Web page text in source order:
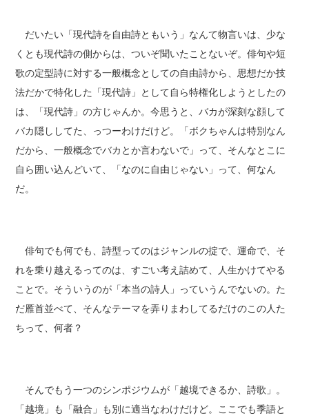
だいたい「現代詩を自由詩ともいう」なんて物言いは、少な
くとも現代詩の側からは、ついぞ聞いたことないぞ。俳句や短
歌の定型詩に対する一般概念としての自由詩から、思想だか技
法だかで特化した「現代詩」として自ら特権化しようとしたの
は、「現代詩」の方じゃんか。今思うと、バカが深刻な顔して
バカ隠ししてた、っつーわけだけど。「ボクちゃんは特別なん
だから、一般概念でバカとか言わないで」って、そんなとこに
自ら囲い込んどいて、「なのに自由じゃない」って、何なん
だ。
俳句でも何でも、詩型ってのはジャンルの掟で、運命で、そ
れを乗り越えるってのは、すごい考え詰めて、人生かけてやる
ことで。そういうのが「本当の詩人」っていうんでないの。た
だ雁首並べて、そんなテーマを弄りまわしてるだけのこの人た
ちって、何者？
そんでもう一つのシンポジウムが「越境できるか、詩歌」。
「越境」も「融合」も別に適当なわけだけど。ここでも季語と